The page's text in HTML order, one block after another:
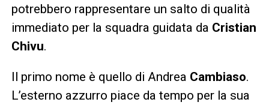
potrebbero rappresentare un salto di qualità
immediato per la squadra guidata da Cristian
Chivu.
Il primo nome è quello di Andrea Cambiaso.
L’esterno azzurro piace da tempo per la sua